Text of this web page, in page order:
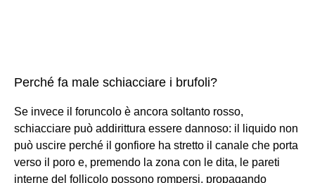
Perché fa male schiacciare i brufoli?
Se invece il foruncolo è ancora soltanto rosso,
schiacciare può addirittura essere dannoso: il liquido non
può uscire perché il gonfiore ha stretto il canale che porta
verso il poro e, premendo la zona con le dita, le pareti
interne del follicolo possono rompersi, propagando